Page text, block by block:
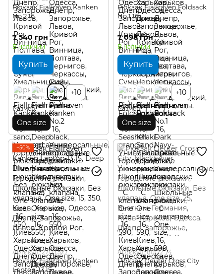
Рюкзак Fjallraven Kanken
No.2 16
7 540 грн
В наличии
Купить
+10
Размер
One size
Рюкзак Fjallraven Foldsack
No.1 16
7 098 грн
В наличии
Купить
+10
Размер
One size
−50%
Артикул: 27171.527
Рюкзак Fjallraven Kanken
Laptop-13 15
Артикул: 80122.74
Рюкзак Deuter Cross City